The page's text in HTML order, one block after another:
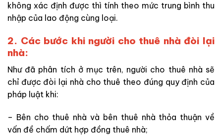
không xác định được thì tính theo mức trung bình thu
nhập của lao động cùng loại.
2. Các bước khi người cho thuê nhà đòi lại
nhà:
Như đã phân tích ở mục trên, người cho thuê nhà sẽ
chỉ được đòi lại nhà cho thuê theo đúng quy định của
pháp luật khi:
– Bên cho thuê nhà và bên thuê nhà thỏa thuận về
vấn đề chấm dứt hợp đồng thuê nhà;